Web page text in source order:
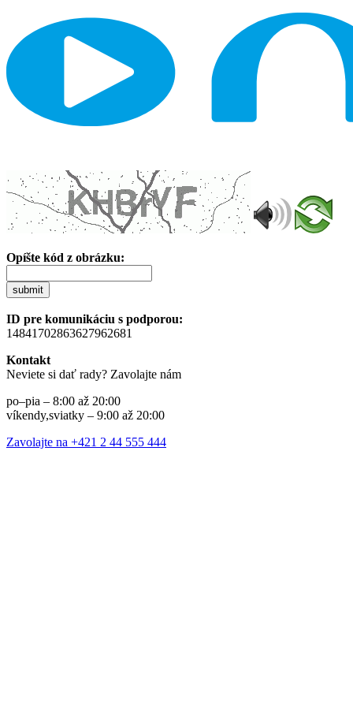
Opíšte kód z obrázku:
submit
ID pre komunikáciu s podporou:
14841702863627962681
Kontakt
Neviete si dať rady? Zavolajte nám
po–pia – 8:00 až 20:00
víkendy,sviatky – 9:00 až 20:00
Zavolajte na +421 2 44 555 444